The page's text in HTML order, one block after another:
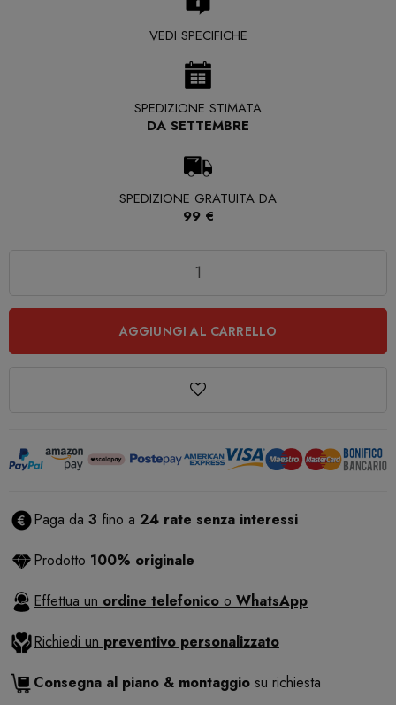
VEDI SPECIFICHE
SPEDIZIONE STIMATA
DA SETTEMBRE
SPEDIZIONE GRATUITA DA
99 €
AGGIUNGI AL CARRELLO
Paga da 3 fino a 24 rate senza interessi
Prodotto 100% originale
Effettua un ordine telefonico o WhatsApp
Richiedi un preventivo personalizzato
Consegna al piano & montaggio su richiesta